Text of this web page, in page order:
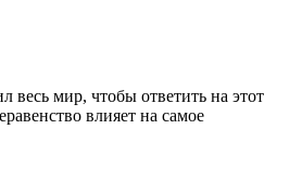
весь мир, чтобы ответить на этот
влияет на самое